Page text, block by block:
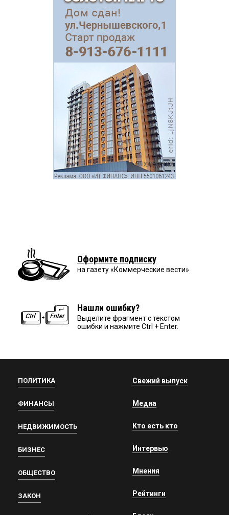
Оформите подписку
на газету «Коммерческие вести»
Нашли ошибку?
Выделите фрагмент с текстом
ошибки и нажмите Ctrl + Enter.
ПОЛИТИКА
ФИНАНСЫ
НЕДВИЖИМОСТЬ
БИЗНЕС
ОБЩЕСТВО
ЗАКОН
Свежий выпуск
Медиа
Кто есть кто
Интервью
Мнения
Рейтинги